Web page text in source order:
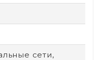
сети,